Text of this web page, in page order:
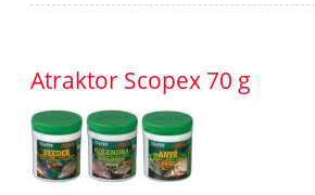
Atraktor Scopex 70 g